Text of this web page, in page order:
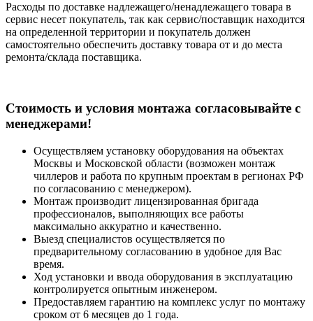
Расходы по доставке надлежащего/ненадлежащего товара в
сервис несет покупатель, так как сервис/поставщик находится
на определенной территории и покупатель должен
самостоятельно обеспечить доставку товара от и до места
ремонта/склада поставщика.
Cтоимость и условия монтажа согласовывайте с
менеджерами!
Осуществляем установку оборудования на объектах
Москвы и Московской области (возможен монтаж
чиллеров и работа по крупным проектам в регионах РФ
по согласованию с менеджером).
Монтаж производит лицензированная бригада
профессионалов, выполняющих все работы
максимально аккуратно и качественно.
Выезд специалистов осуществляется по
предварительному согласованию в удобное для Вас
время.
Ход установки и ввода оборудования в эксплуатацию
контролируется опытным инженером.
Предоставляем гарантию на комплекс услуг по монтажу
сроком от 6 месяцев до 1 года.